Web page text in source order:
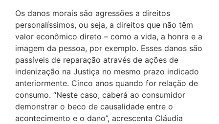
Os danos morais são agressões a direitos
personalíssimos, ou seja, a direitos que não têm
valor econômico direto – como a vida, a honra e a
imagem da pessoa, por exemplo. Esses danos são
passíveis de reparação através de ações de
indenização na Justiça no mesmo prazo indicado
anteriormente. Cinco anos quando for relação de
consumo. “Neste caso, caberá ao consumidor
demonstrar o beco de causalidade entre o
acontecimento e o dano”, acrescenta Cláudia